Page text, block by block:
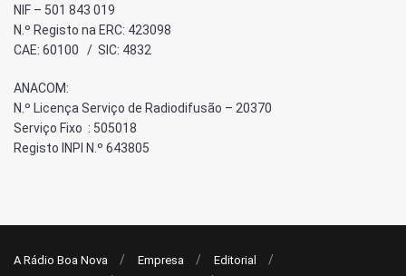
NIF – 501 843 019
N.º Registo na ERC: 423098
CAE: 60100 / SIC: 4832
ANACOM:
N.º Licença Serviço de Radiodifusão – 20370
Serviço Fixo : 505018
Registo INPI N.º 643805
A Rádio Boa Nova Empresa
Editorial